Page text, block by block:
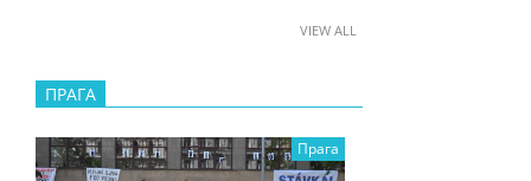
VIEW ALL
ПРАГА
Прага